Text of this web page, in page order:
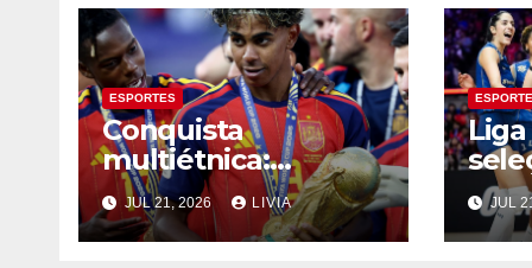
ESPORTES
Conquista
multiétnica:
Espanha é bi com
atacantes filhos de
imigrantes
JUL 21, 2026 LIVIA
Liga
JUL